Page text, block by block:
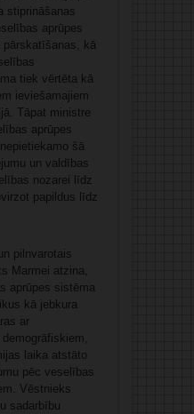
stiprināšanas
aprūpes
pārskatīšanas, kā
tiek vērtēta kā
ieviešamajiem
Tāpat ministre
aprūpes
šā
un valdības
nozarei līdz
papildus līdz
pilnvarotais
Marmei atzina,
aprūpes sistēma
kā jebkura
ar
laika atstāto
pēc veselības
Vēstnieks
sadarbību